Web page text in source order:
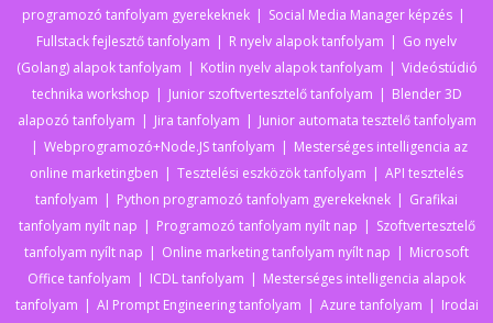
programozó tanfolyam gyerekeknek
Social Media Manager képzés
Fullstack fejlesztő tanfolyam
R nyelv alapok tanfolyam
Go nyelv
(Golang) alapok tanfolyam
Kotlin nyelv alapok tanfolyam
Videóstúdió
technika workshop
Junior szoftvertesztelő tanfolyam
Blender 3D
alapozó tanfolyam
Jira tanfolyam
Junior automata tesztelő tanfolyam
Webprogramozó+Node.JS tanfolyam
Mesterséges intelligencia az
online marketingben
Tesztelési eszközök tanfolyam
API tesztelés
tanfolyam
Python programozó tanfolyam gyerekeknek
Grafikai
tanfolyam nyílt nap
Programozó tanfolyam nyílt nap
Szoftvertesztelő
tanfolyam nyílt nap
Online marketing tanfolyam nyílt nap
Microsoft
Office tanfolyam
ICDL tanfolyam
Mesterséges intelligencia alapok
tanfolyam
AI Prompt Engineering tanfolyam Azure tanfolyam
Irodai